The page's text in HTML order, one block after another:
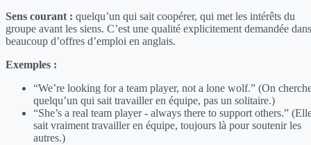
Sens courant : quelqu’un qui sait coopérer, qui met les intérêts du
groupe avant les siens. C’est une qualité explicitement demandée dans
beaucoup d’offres d’emploi en anglais.
Exemples :
“We’re looking for a team player, not a lone wolf.” (On
quelqu’un qui sait travailler en équipe, pas un solitaire.)
“She’s a real team player - always there to support others.”
sait vraiment travailler en équipe, toujours là pour soutenir les
autres.)